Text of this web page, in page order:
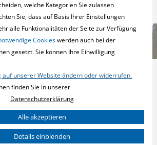
welche Kategorien Sie zulassen
Sie, dass auf Basis Ihrer Einstellungen
alle Funktionalitäten der Seite zur Verfügung
Cookieswerden auch bei der
gesetzt. Sie können Ihre Einwilligung
auf unserer Website ändern oder widerrufen.
finden Sie in unserer
Datenschutzerklärung
zu ganzen Kategorien geben und so
auswählen.
Alle akzeptieren
Details einblenden